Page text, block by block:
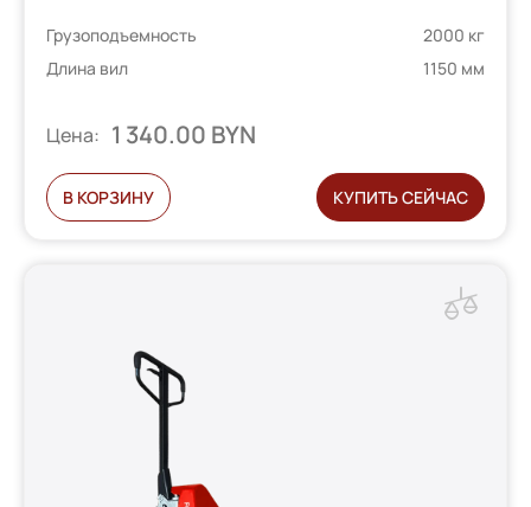
Грузоподъемность
2000 кг
Длина вил
1150 мм
Цена: 1 340.00 BYN
В КОРЗИНУ КУПИТЬ СЕЙЧАС